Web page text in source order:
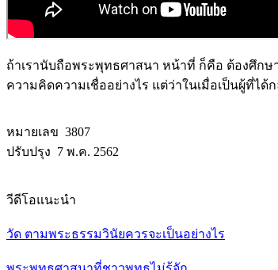
ถ้าเรานับถือพระพุทธศาสนา หน้าที่ ก็คือ ต้องศึกษ
ความคิดความเชื่ออย่างไร แต่ว่าในเมื่อเป็นผู้ที่ไ
หมายเลข 3807
ปรับปรุง 7 พ.ค. 2562
วีดีโอแนะนำ
วัด ตามพระธรรมวินัยควรจะเป็นอย่างไร